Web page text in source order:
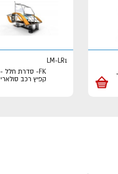
LM-LR1
FK- סדרת חלל -
קפיץ רכב סולארי